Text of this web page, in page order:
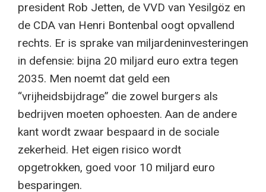
president Rob Jetten, de VVD van Yesilgöz en
de CDA van Henri Bontenbal oogt opvallend
rechts. Er is sprake van miljardeninvesteringen
in defensie: bijna 20 miljard euro extra tegen
2035. Men noemt dat geld een
“vrijheidsbijdrage” die zowel burgers als
bedrijven moeten ophoesten. Aan de andere
kant wordt zwaar bespaard in de sociale
zekerheid. Het eigen risico wordt
opgetrokken, goed voor 10 miljard euro
besparingen.